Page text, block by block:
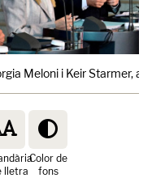
Meloni i Keir Starmer, a
lletra
Color de
fons